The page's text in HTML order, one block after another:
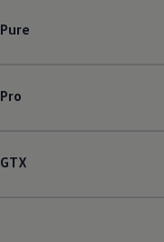
Pure
Pro
GTX